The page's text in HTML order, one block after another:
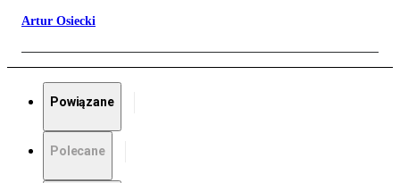
Artur Osiecki
Powiązane
Polecane